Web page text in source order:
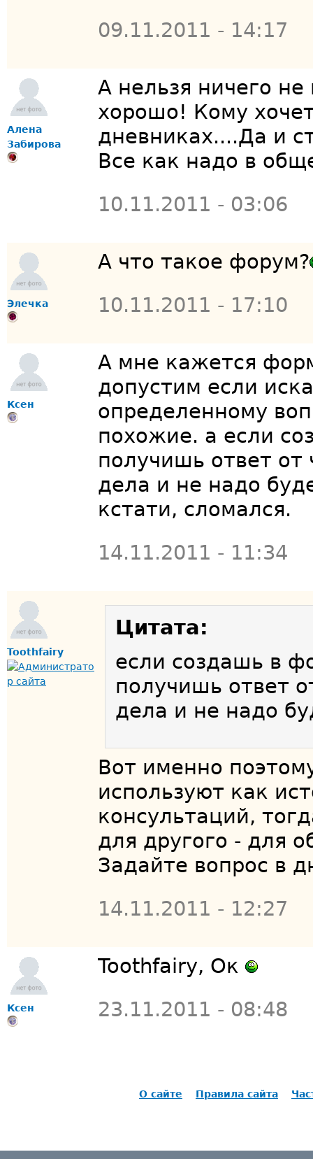
09.11.2011 - 14:17
Алена
Забирова
А нельзя ничего
хорошо! Кому
дневниках....Да и
Все как надо в
10.11.2011 - 03:06
Элечка
А что такое форум?
10.11.2011 - 17:10
Ксен
А мне кажется
допустим если
определенному
похожие. а если
получишь ответ от
дела и не надо
кстати, сломался.
14.11.2011 - 11:34
Toothfairy
Цитата:
если создашь в
получишь ответ
дела и не надо
Вот именно
используют как
консультаций,
для другого - для
Задайте вопрос в
14.11.2011 - 12:27
Ксен
Toothfairy, Ок
23.11.2011 - 08:48
О сайте Правила сайта